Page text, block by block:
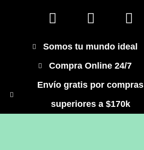
Somos tu mundo ideal
Compra Online 24/7
Envío gratis por compras
superiores a $170k